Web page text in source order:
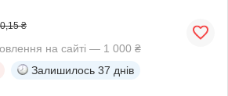
₴
на сайті — 1 000 ₴
Залишилось 37 днів